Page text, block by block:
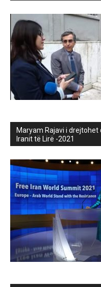
Maryam Rajavi i
Iranit të Lirë -2021